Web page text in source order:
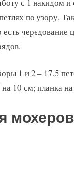
с 1 накидом и
по узору.
чередование
1 и 2 – 17,5
10 см; планка